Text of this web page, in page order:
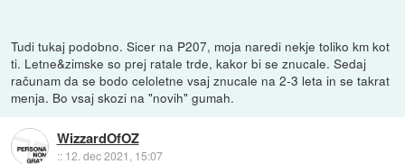
Tudi tukaj podobno. Sicer na P207, moja naredi nekje toliko km kot
ti. Letne&zimske so prej ratale trde, kakor bi se znucale. Sedaj
računam da se bodo celoletne vsaj znucale na 2-3 leta in se takrat
menja. Bo vsaj skozi na "novih" gumah.
WizzardOfOZ
:: 12. dec 2021, 15:07